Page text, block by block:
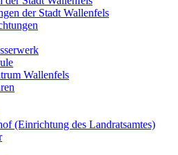
der Stadt Wallenfels
Wallenfels
(Einrichtung des Landratsamtes)